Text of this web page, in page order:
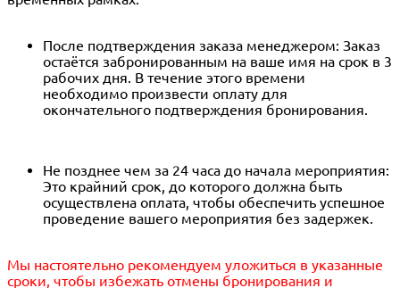
После подтверждения заказа менеджером: Заказ
остаётся забронированным на ваше имя на срок в 3
рабочих дня. В течение этого времени
необходимо произвести оплату для
окончательного подтверждения бронирования.
Не позднее чем за 24 часа до начала мероприятия:
Это крайний срок, до которого должна быть
осуществлена оплата, чтобы обеспечить успешное
проведение вашего мероприятия без задержек.
Мы настоятельно рекомендуем уложиться в указанные
сроки, чтобы избежать отмены бронирования и